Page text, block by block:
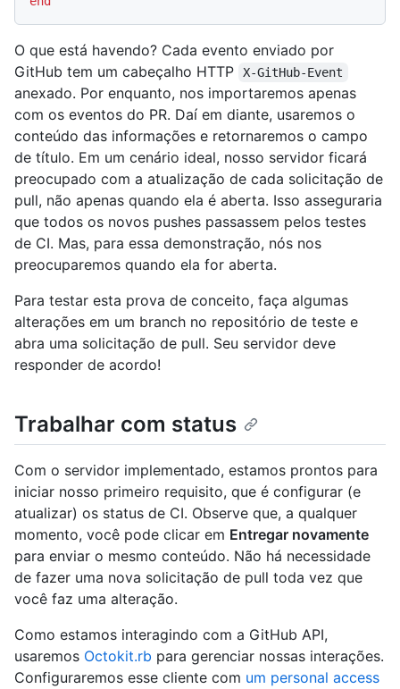
O que está havendo? Cada evento enviado por
GitHub tem um cabeçalho HTTP
X-GitHub-Event
anexado. Por enquanto, nos importaremos apenas
com os eventos do PR. Daí em diante, usaremos o
conteúdo das informações e retornaremos o campo
de título. Em um cenário ideal, nosso servidor ficará
preocupado com a atualização de cada solicitação de
pull, não apenas quando ela é aberta. Isso asseguraria
que todos os novos pushes passassem pelos testes
de CI. Mas, para essa demonstração, nós nos
preocuparemos quando ela for aberta.
Para testar esta prova de conceito, faça algumas
alterações em um branch no repositório de teste e
abra uma solicitação de pull. Seu servidor deve
responder de acordo!
Trabalhar com status
Com o servidor implementado, estamos prontos para
iniciar nosso primeiro requisito, que é configurar (e
atualizar) os status de CI. Observe que, a qualquer
momento, você pode clicar em Entregar novamente
para enviar o mesmo conteúdo. Não há necessidade
de fazer uma nova solicitação de pull toda vez que
você faz uma alteração.
Como estamos interagindo com a GitHub API,
usaremos Octokit.rb para gerenciar nossas interações.
Configuraremos esse cliente com um personal access